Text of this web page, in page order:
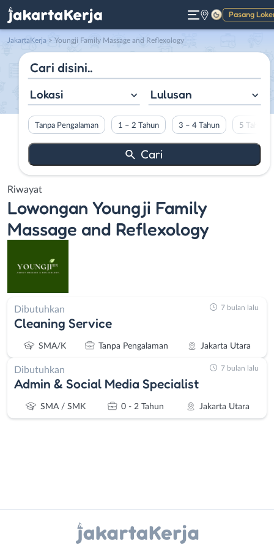
Pasang
Gelap
JakartaKerja > Youngji Family Massage and Reflexology
Lokasi Lulusan
Tanpa Pengalaman 1 – 2 Tahun 3 – 4 Tahun 5 Tahun
Riwayat
Lowongan Youngji Family
Massage and Reflexology
Dibutuhkan
Cleaning Service
SMA/K Tanpa Pengalaman Jakarta Utara
7 bulan lalu
Dibutuhkan
Admin & Social Media Specialist
SMA / SMK 0 - 2 Tahun Jakarta Utara
7 bulan lalu
Gizi
Work)
X - Twitter Telegram
Kanal Lainnya..